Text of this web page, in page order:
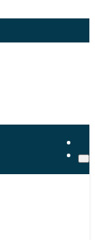
理の秘訣